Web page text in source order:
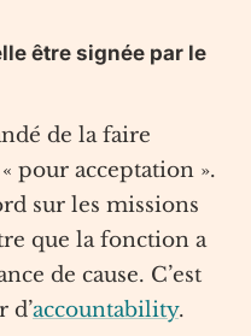
être signée par le
de la faire
pour acceptation ».
sur les missions
que la fonction a
de cause. C’est
d’accountability.